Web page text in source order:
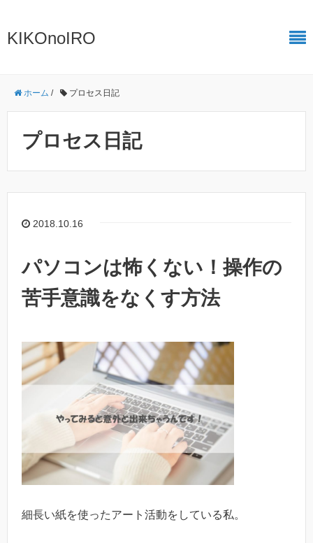
KIKOnoIRO
ホーム / プロセス日記
プロセス日記
2018.10.16
パソコンは怖くない！操作の
苦手意識をなくす方法
細長い紙を使ったアート活動をしている私。